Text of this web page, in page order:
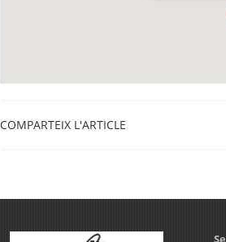
COMPARTEIX L'ARTICLE